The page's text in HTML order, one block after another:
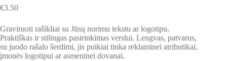
€3.50
Graviruoti rašikliai su Jūsų norimu tekstu ar logotipu.
Praktiškas ir stilingas pasirinkimas verslui. Lengvas, patvarus,
su juodo rašalo šerdimi, jis puikiai tinka reklaminei atributikai,
įmonės logotipui ar asmeninei dovanai.